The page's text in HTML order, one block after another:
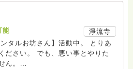
能
淨流寺
ンタルお坊さん】活動中。 とりあ
ださい。 でも、悪い事とやりた
ん。